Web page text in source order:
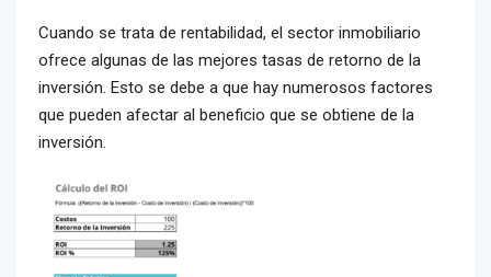
Cuando se trata de rentabilidad, el sector inmobiliario
ofrece algunas de las mejores tasas de retorno de la
inversión. Esto se debe a que hay numerosos factores
que pueden afectar al beneficio que se obtiene de la
inversión.